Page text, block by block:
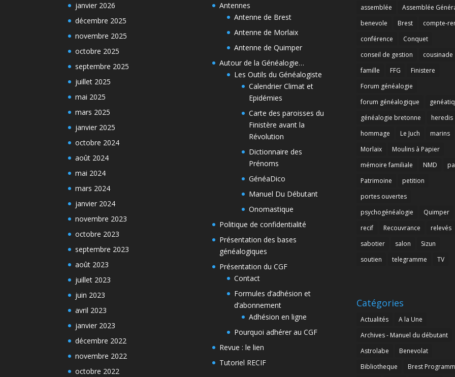
janvier 2026
décembre 2025
novembre 2025
octobre 2025
septembre 2025
juillet 2025
mai 2025
mars 2025
janvier 2025
octobre 2024
août 2024
mai 2024
mars 2024
janvier 2024
novembre 2023
octobre 2023
septembre 2023
août 2023
juillet 2023
juin 2023
avril 2023
janvier 2023
décembre 2022
novembre 2022
octobre 2022
Antennes
Antenne de Brest
Antenne de Morlaix
Antenne de Quimper
Autour de la Généalogie…
Les Outils du Généalogiste
Calendrier Climat et
Epidémies
Carte des paroisses du
Finistère avant la
Révolution
Dictionnaire des
Prénoms
GénéaDico
Manuel Du Débutant
Onomastique
Politique de confidentialité
Présentation des bases
généalogiques
Présentation du CGF
Contact
Formules d’adhésion et
d’abonnement
Adhésion en ligne
Pourquoi adhérer au CGF
Revue : le lien
Tutoriel RECIF
assemblée
Assemblée
benevole
Brest
compte-
conférence
Conquet
conseil de gestion
cousinade
famille
FFG
Finistere
Forum généalogie
forum généalogique
généalogie bretonne
heredis
hommage
Le Juch
marins
Morlaix
Moulins à Papier
mémoire familiale
NMD
Patrimoine
petition
portes ouvertes
psychogénéalogie
Quimper
recif
Recouvrance
relevés
sabotier
salon
Sizun
soutien
telegramme TV
Catégories
Actualités
A la Une
Archives - Manuel du débutant
Astrolabe
Benevolat
Bibliotheque
Brest